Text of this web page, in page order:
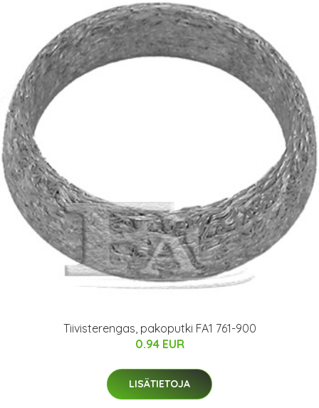
Tiivisterengas, pakoputki FA1 761-900
0.94 EUR
LISÄTIETOJA